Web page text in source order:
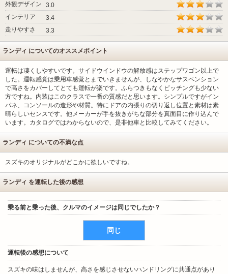
外観デザイン
3.0
インテリア
3.4
走りやすさ
3.3
ランディ についてのオススメポイント
運転は凄くしやすいです。サイドウインドウの解放感はステップワゴン以上で
した。運転感覚は乗用車感覚とまでいきませんが、しなやかなサスペンション
で高さをカバーしてとても運転が楽です。ふらつきもなくピッチングも少ない
方ですね。内装はこのクラスで一番の質感だと思います。シンプルですがイン
パネ、コンソールの造形や材質。特にドアの内張りの切り返し位置と素材は素
晴らしいセンスです。他メーカーが手を抜きがちな部分を真面目に作り込んで
います。カタログではわからないので、是非他車と比較してみてください。
ランディ についての不満な点
スズキのオリジナルがどこかに欲しいですね。
ランディ を運転した後の感想
乗る前と乗った後、クルマのイメージは同じでしたか？
同じ
運転後の感想について
スズキの味はしませんが、高さを感じさせないハンドリングに共通点があり